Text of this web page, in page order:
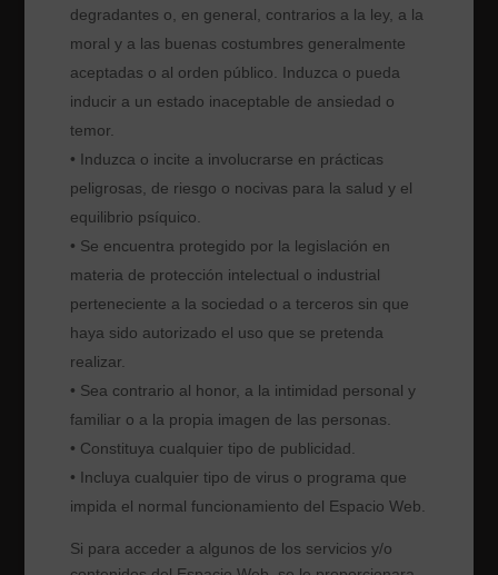
degradantes o, en general, contrarios a la ley, a la
moral y a las buenas costumbres generalmente
aceptadas o al orden público. Induzca o pueda
inducir a un estado inaceptable de ansiedad o
temor.
• Induzca o incite a involucrarse en prácticas
peligrosas, de riesgo o nocivas para la salud y el
equilibrio psíquico.
• Se encuentra protegido por la legislación en
materia de protección intelectual o industrial
perteneciente a la sociedad o a terceros sin que
haya sido autorizado el uso que se pretenda
realizar.
• Sea contrario al honor, a la intimidad personal y
familiar o a la propia imagen de las personas.
• Constituya cualquier tipo de publicidad.
• Incluya cualquier tipo de virus o programa que
impida el normal funcionamiento del Espacio Web.
Si para acceder a algunos de los servicios y/o